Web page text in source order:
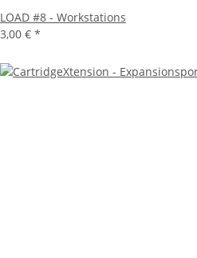
LOAD #8 - Workstations
3,00 € *